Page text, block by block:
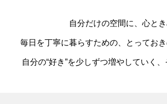
自分だけの空間に、心とき
毎日を丁寧に暮らすための、とってお
自分の“好き”を少しずつ増やしていく